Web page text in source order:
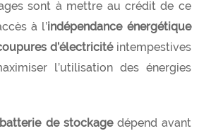
sont à mettre au crédit de ce
à l’indépendance énergétique
d’électricitéintempestives
l’utilisation des énergies
batterie de stockagedépend avant